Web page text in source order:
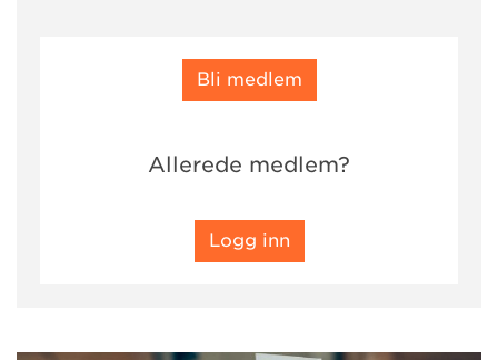
Bli medlem
Allerede medlem?
Logg inn